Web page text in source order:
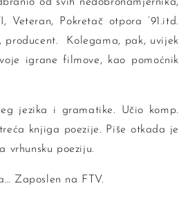
od svih nedobronamjernika,
Pokretač otpora ’91.itd.
producent. Kolegama, pak, uvijek
igrane filmove, kao pomoćnik
jezika i gramatike. Učio komp.
knjiga poezije. Piše otkada je
vrhunsku poeziju.
Zaposlen na FTV.